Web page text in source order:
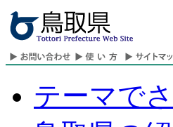
テーマで